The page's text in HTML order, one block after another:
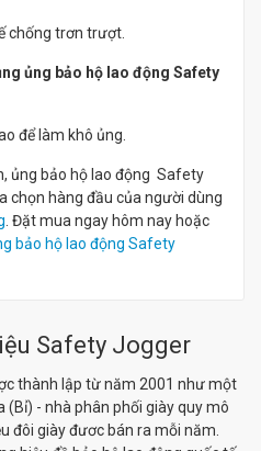
chống trơn trượt.
ủng bảo hộ lao động Safety
để làm khô ủng.
ủng bảo hộ lao động Safety
chọn hàng đầu của người dùng
. Đặt mua ngay hôm nay hoặc
bảo hộ lao động Safety
Safety Jogger
thành lập từ năm 2001 như một
- nhà phân phối giày quy mô
đôi giày đươc bán ra mỗi năm.